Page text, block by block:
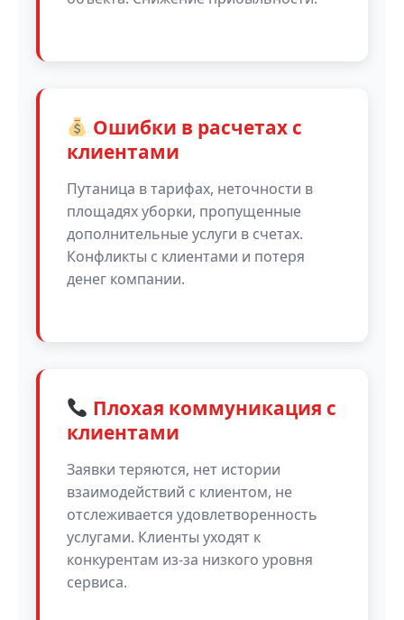
Ошибки в расчетах с
клиентами
Путаница в тарифах, неточности в
площадях уборки, пропущенные
дополнительные услуги в счетах.
Конфликты с клиентами и потеря
денег компании.
Плохая коммуникация с
клиентами
Заявки теряются, нет истории
взаимодействий с клиентом, не
отслеживается удовлетворенность
услугами. Клиенты уходят к
конкурентам из-за низкого уровня
сервиса.